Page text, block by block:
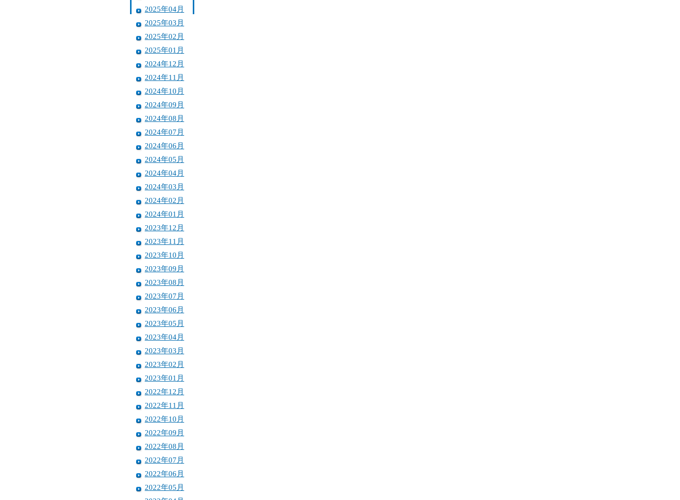
2025年04月
2025年03月
2025年02月
2025年01月
2024年12月
2024年11月
2024年10月
2024年09月
2024年08月
2024年07月
2024年06月
2024年05月
2024年04月
2024年03月
2024年02月
2024年01月
2023年12月
2023年11月
2023年10月
2023年09月
2023年08月
2023年07月
2023年06月
2023年05月
2023年04月
2023年03月
2023年02月
2023年01月
2022年12月
2022年11月
2022年10月
2022年09月
2022年08月
2022年07月
2022年06月
2022年05月